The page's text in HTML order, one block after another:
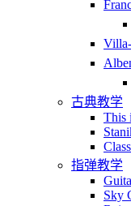
古典教学
This
指弹教学
Sky